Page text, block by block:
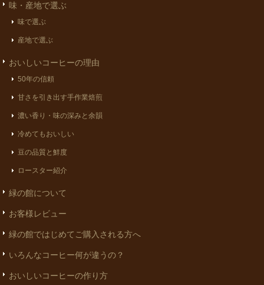
味・産地で選ぶ
味で選ぶ
産地で選ぶ
おいしいコーヒーの理由
50年の信頼
甘さを引き出す手作業焙煎
濃い香り・味の深みと余韻
冷めてもおいしい
豆の品質と鮮度
ロースター紹介
緑の館について
お客様レビュー
緑の館ではじめてご購入される方へ
いろんなコーヒー何が違うの？
おいしいコーヒーの作り方